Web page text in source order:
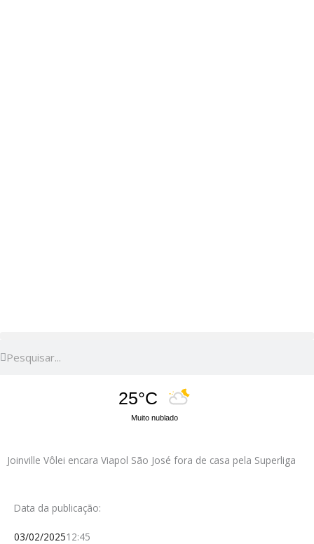
25°C
Muito nublado
Joinville Vôlei encara Viapol São José fora de casa pela Superliga
Data da publicação:
03/02/202512:45